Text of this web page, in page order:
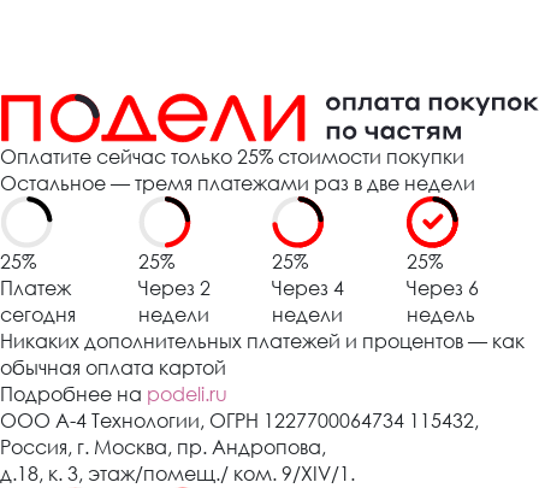
Оплатите сейчас только 25% стоимости покупки
Остальное — тремя платежами раз в две недели
25%
Платеж
сегодня
25%
Через 2
недели
25%
Через 4
недели
25%
Через 6
недель
Никаких дополнительных платежей и процентов — как
обычная оплата картой
Подробнее на podeli.ru
ООО А-4 Технологии, ОГРН 1227700064734 115432,
Россия, г. Москва, пр. Андропова,
д.18, к. 3, этаж/помещ./ ком. 9/XIV/1.